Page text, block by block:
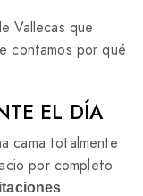
Vallecas que
contamos por qué
EL DÍA
cama totalmente
por completo